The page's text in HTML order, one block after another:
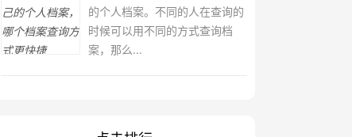
的个人档案。不同的人在查询的
时候可以用不同的方式查询档
案，那么...